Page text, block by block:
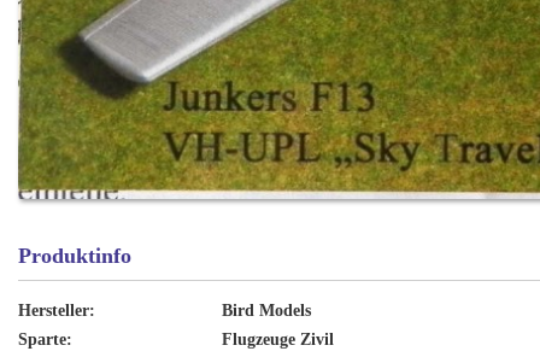
Produktinfo
Hersteller:
Bird Models
Sparte:
Flugzeuge Zivil